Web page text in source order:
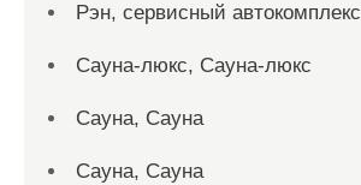
Рэн, сервисный автокомплекс
Сауна-люкс, Сауна-люкс
Сауна, Сауна
Сауна, Сауна